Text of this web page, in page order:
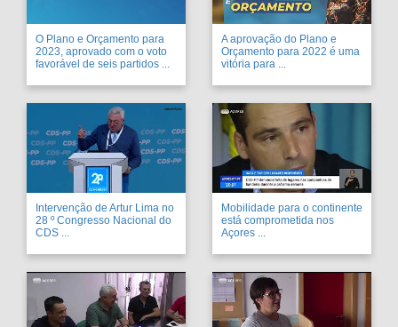
O Plano e Orçamento para
2023, aprovado com o voto
favorável de seis partidos ...
A aprovação do Plano e
Orçamento para 2022 é uma
vitória para ...
Intervenção de Artur Lima no
28 º Congresso Nacional do
CDS ...
Mobilidade para o continente
está comprometida nos
Açores ...